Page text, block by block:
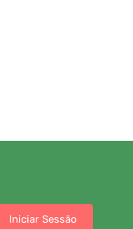
Iniciar Sessão